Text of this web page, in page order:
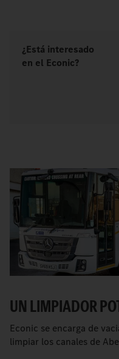
¿Está interesado
en el Econic?
UN LIMPIADOR
Econic se encarga de
limpiar los canales de